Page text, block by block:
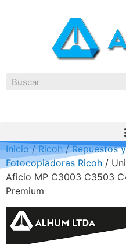
Inicio/Ricoh/Repuestos
Fotocopiadoras Ricoh /
Aficio MP C3003 C3503
Premium